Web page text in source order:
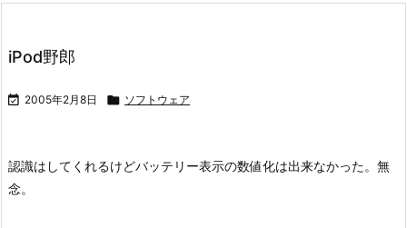
iPod野郎
 2005年2月8日  ソフトウェア
認識はしてくれるけどバッテリー表示の数値化は出来なかった。無
念。